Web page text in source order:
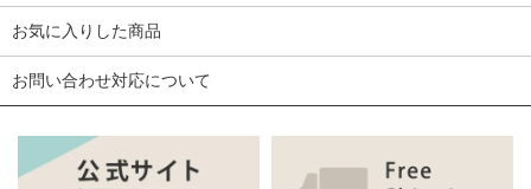
お気に入りした商品
お問い合わせ対応について